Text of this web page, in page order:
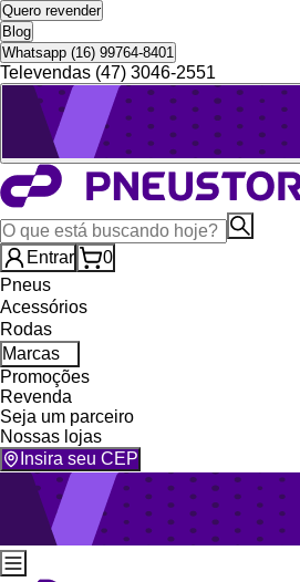
Quero revender
Blog
Whatsapp (16) 99764-8401
Televendas (47) 3046-2551
Entrar
0
Pneus
Acessórios
Rodas
Marcas
Promoções
Revenda
Seja um parceiro
Nossas lojas
Insira seu CEP